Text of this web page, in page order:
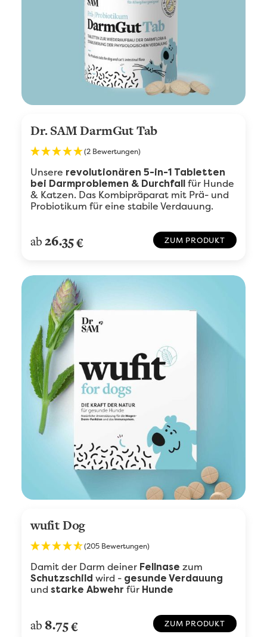
Dr. SAM DarmGut Tab
(2 Bewertungen)
Unsere revolutionären 5-in-1 Tabletten
bei Darmproblemen & Durchfall für Hunde
& Katzen. Das Kombipräparat mit Prä- und
Probiotikum für eine stabile Verdauung.
ab26.35€ ZUM PRODUKT
wufit Dog
(205 Bewertungen)
Damit der Darm deiner Fellnase zum
Schutzschild wird - gesunde Verdauung
und starke Abwehr für Hunde
ab 8.75€ ZUM PRODUKT